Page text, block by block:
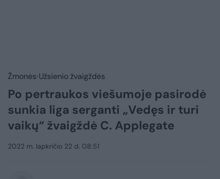
Žmonės Užsienio žvaigždės
Po pertraukos viešumoje pasirodė
sunkia liga serganti „Vedęs ir turi
vaikų“ žvaigždė C. Applegate
2022 m. lapkričio 22 d. 08:51